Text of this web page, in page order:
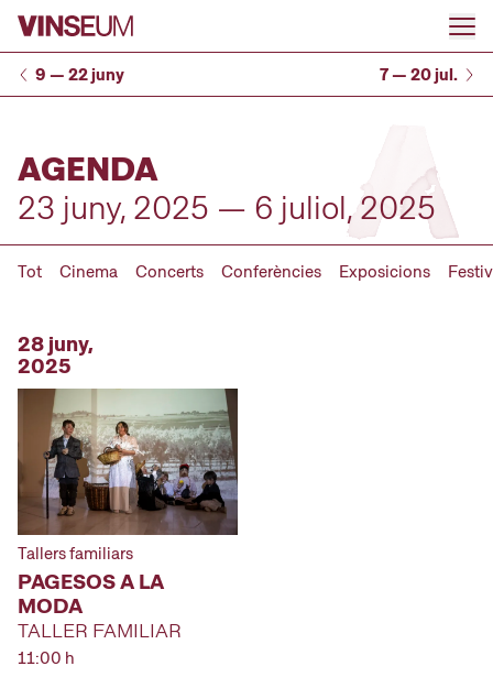
Anar al contingut
9 — 22 juny 7 — 20 jul.
AGENDA
23 juny, 2025 — 6 juliol, 2025
Tot Cinema Concerts Conferències Exposicions
28 juny,
2025
Tallers familiars
PAGESOS A LA
MODA
TALLER FAMILIAR
11:00 h